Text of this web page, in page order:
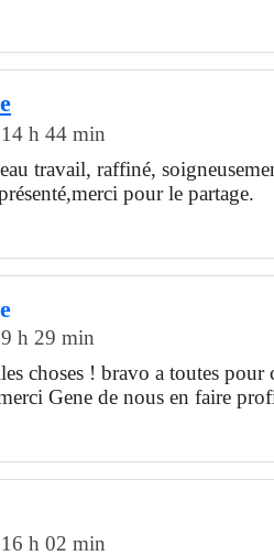
h 44 min
travail, raffiné,
pour le partage.
h 29 min
choses ! bravo a toutes pour
Gene de nous en faire
h 02 min